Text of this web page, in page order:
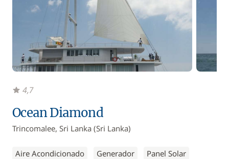
Ocean Diamond
Trincomalee, Sri Lanka (Sri Lanka)
Aire Acondicionado Generador Panel Solar
4,7